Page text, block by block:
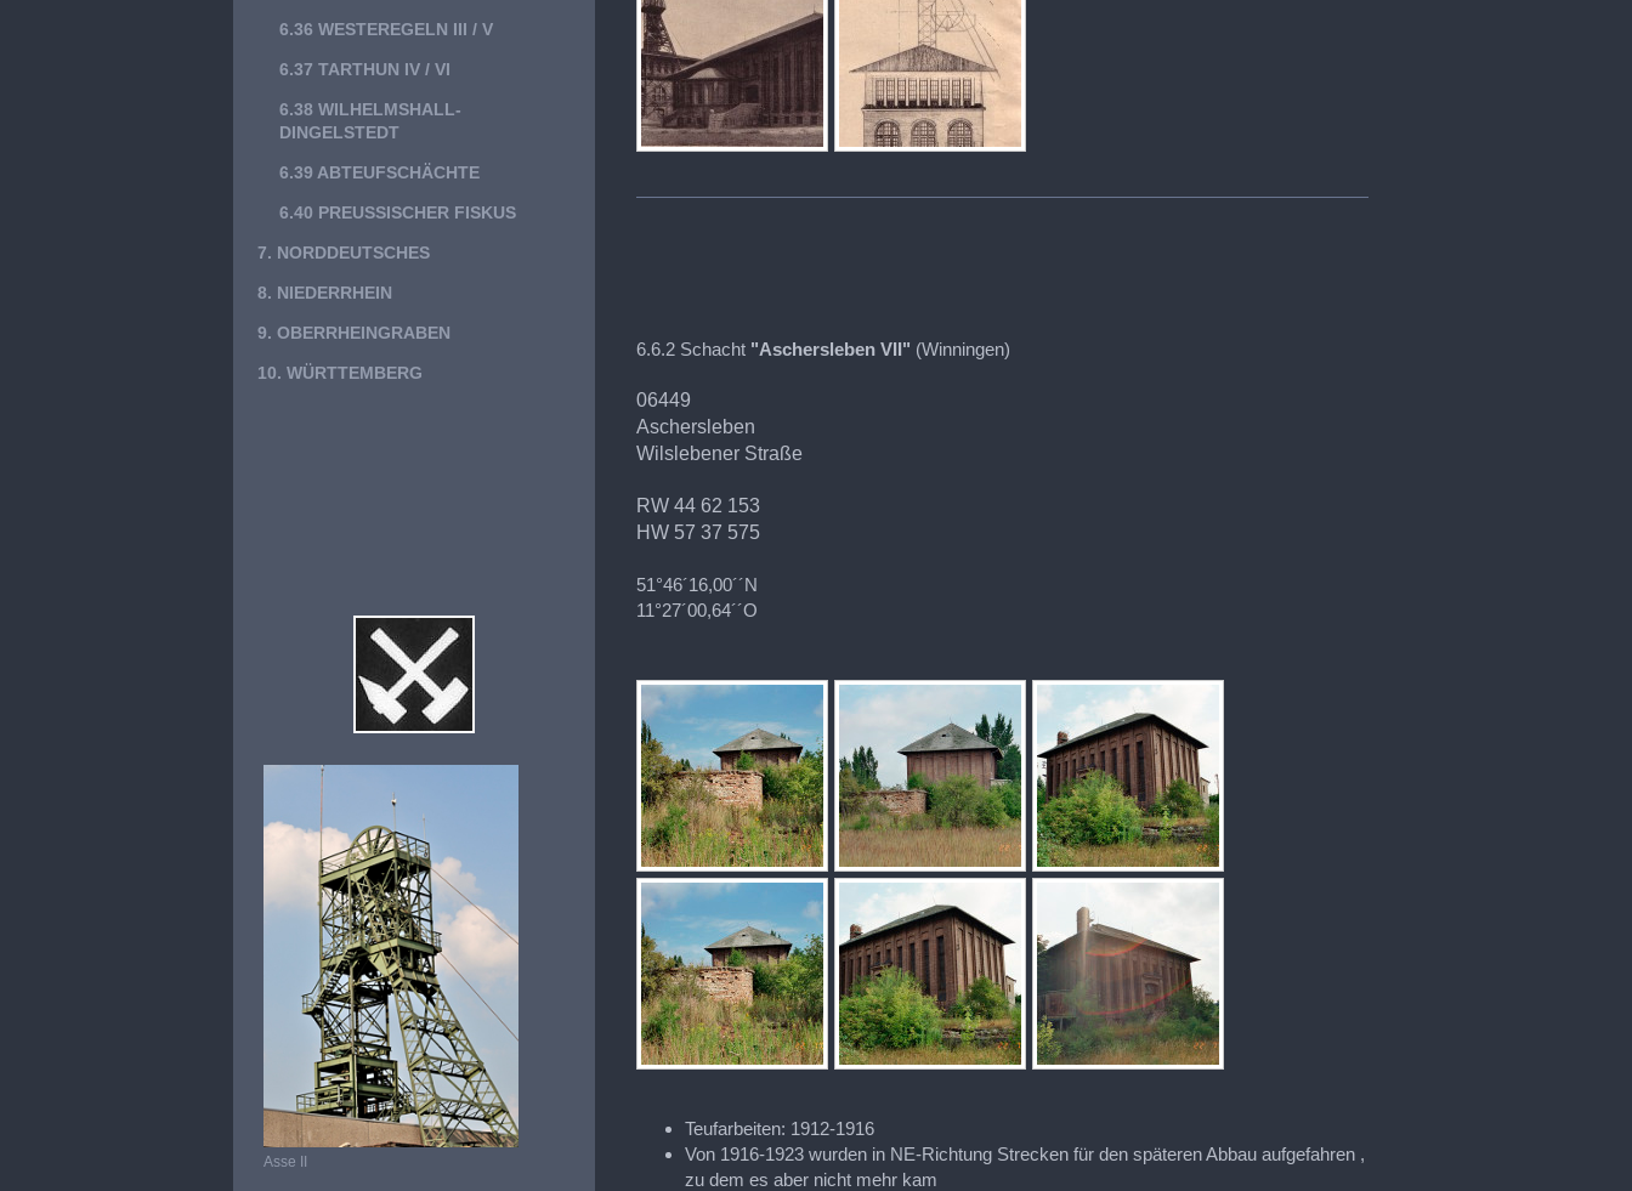
6.6.2 Schacht "Aschersleben VII" (Winningen)
06449
Aschersleben
Wilslebener Straße
RW 44 62 153
HW 57 37 575
51°46´16,00´´N
11°27´00,64´´O
Teufarbeiten: 1912-1916
Von 1916-1923 wurden in NE-Richtung Strecken für den späteren Abbau aufgefahren ,
zu dem es aber nicht mehr kam
6.36 WESTEREGELN III / V
6.37 TARTHUN IV / VI
6.38 WILHELMSHALL-
DINGELSTEDT
6.39 ABTEUFSCHÄCHTE
6.40 PREUSSISCHER FISKUS
7. NORDDEUTSCHES
8. NIEDERRHEIN
9. OBERRHEINGRABEN
10. WÜRTTEMBERG
Asse II